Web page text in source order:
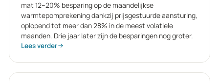
mat 12–20% besparing op de maandelijkse
warmtepomprekening dankzij prijsgestuurde aansturing,
oplopend tot meer dan 28% in de meest volatiele
maanden. Drie jaar later zijn de besparingen nog groter.
Lees verder